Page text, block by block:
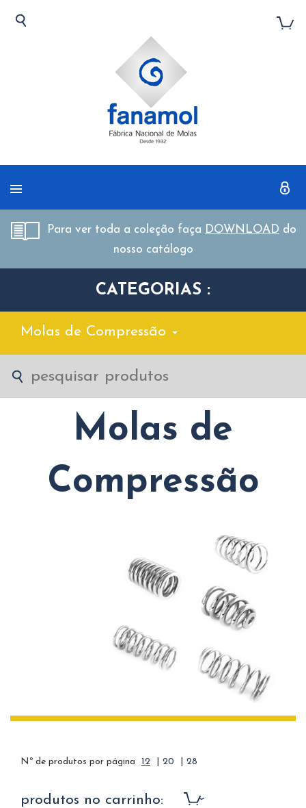
Para ver toda a coleção faça DOWNLOAD do
nosso catálogo
CATEGORIAS :
Molas de Compressão
Molas de
Compressão
Nº de produtos por página 12 20 28
produtos no carrinho: